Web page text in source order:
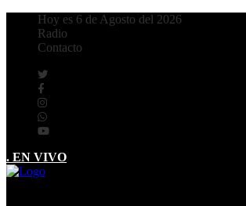
Hoy es 6 de Agosto del 2026
Radio
Contacto
. EN VIVO